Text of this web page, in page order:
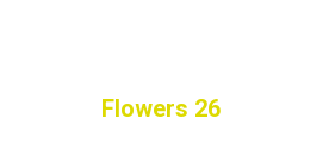
Flowers 26